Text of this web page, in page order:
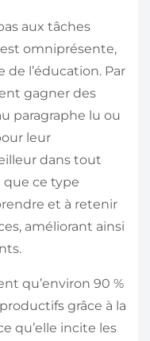
aux tâches
omniprésente,
l’éducation. Par
gagner des
paragraphe lu ou
leur
dans tout
que ce type
et à retenir
améliorant ainsi
qu’environ 90 %
grâce à la
qu’elle incite les